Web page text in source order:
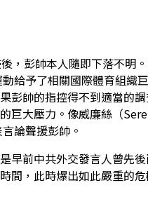
，彭帥本人隨即下落不明
給予了相關國際體育組織
帥的指控得不到適當的
巨大壓力。像威廉絲（
論聲援彭帥。
早前中共外交發言人曾先
間，此時爆出如此嚴重的